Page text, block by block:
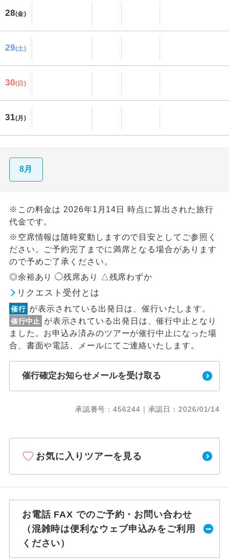
28(金)
29(土)
30(日)
31(月)
8月
※この料金は 2026年1月14日 時点に算出された旅行
代金です。
※空席情報は随時変動しますので目安としてご参照く
ださい。ご予約完了までに満席となる場合があります
ので予めご了承ください。
◎余裕あり ◯残席あり △残席わずか
リクエスト受付とは
催行 が表示されている出発日は、催行いたします。
催行中止
が表示されている出発日は、催行中止となり
ました。お申込み済みのツアーが催行中止になった場
合、書面や電話、メールにてご連絡いたします。
催行確定お知らせメールを受け取る
承認番号：456244｜承認日：2026/01/14
お気に入りツアーを見る
お電話 FAX でのご予約・お問い合わせ
（混雑時は便利なウェブ申込みをご利用
ください）